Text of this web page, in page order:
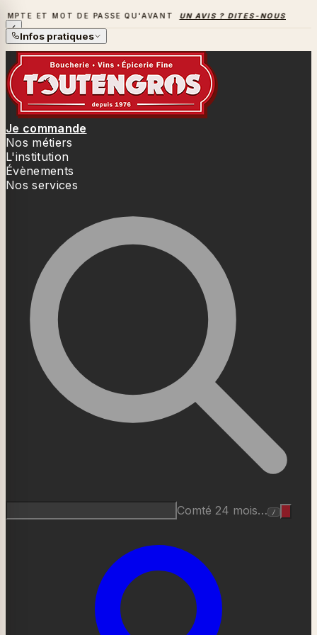
DE PASSE QU'AVANT UN AVIS ? DITES-NOUS TOUT →
LA SAISON DES BARBECUES BAT SON PLEIN
Infos pratiques
Je commande
Nos métiers
L'institution
Évènements
Nos services
Comté 24 mois… /